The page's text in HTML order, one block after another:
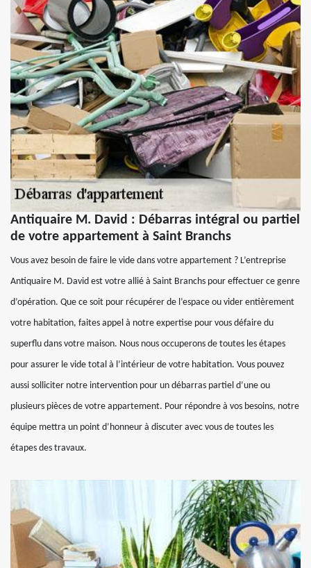
Antiquaire M. David : Débarras intégral ou partiel
de votre appartement à Saint Branchs
Vous avez besoin de faire le vide dans votre appartement ? L’entreprise
Antiquaire M. David est votre allié à Saint Branchs pour effectuer ce genre
d’opération. Que ce soit pour récupérer de l’espace ou vider entièrement
votre habitation, faites appel à notre expertise pour vous défaire du
superflu dans votre maison. Nous nous occuperons de toutes les étapes
pour assurer le vide total à l’intérieur de votre habitation. Vous pouvez
aussi solliciter notre intervention pour un débarras partiel d’une ou
plusieurs pièces de votre appartement. Pour répondre à vos besoins, notre
équipe mettra un point d’honneur à discuter avec vous de toutes les
étapes des travaux.